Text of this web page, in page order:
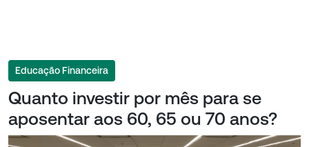
Educação Financeira
Quanto investir por mês para se
aposentar aos 60, 65 ou 70 anos?